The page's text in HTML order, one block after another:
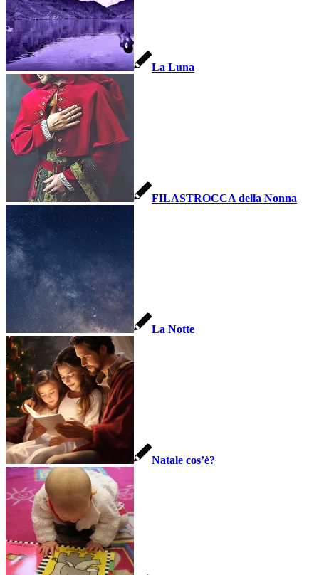
La Luna
FILASTROCCA della Nonna
La Notte
Natale cos’è?